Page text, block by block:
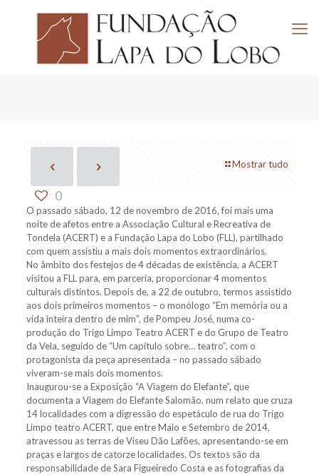
Mostrar tudo
0
O passado sábado, 12 de novembro de 2016, foi mais uma
noite de afetos entre a Associação Cultural e Recreativa de
Tondela (ACERT) e a Fundação Lapa do Lobo (FLL), partilhado
com quem assistiu a mais dois momentos extraordinários.
No âmbito dos festejos de 4 décadas de existência, a ACERT
visitou a FLL para, em parceria, proporcionar 4 momentos
culturais distintos. Depois de, a 22 de outubro, termos assistido
aos dois primeiros momentos – o monólogo “Em memória ou a
vida inteira dentro de mim”, de Pompeu José, numa co-
produção do Trigo Limpo Teatro ACERT e do Grupo de Teatro
da Vela, seguido de “Um capítulo sobre… teatro”, com o
protagonista da peça apresentada – no passado sábado
viveram-se mais dois momentos.
Inaugurou-se a Exposição “A Viagem do Elefante”, que
documenta a Viagem do Elefante Salomão, num relato que cruza
14 localidades com a digressão do espetáculo de rua do Trigo
Limpo teatro ACERT, que entre Maio e Setembro de 2014,
atravessou as terras de Viseu Dão Lafões, apresentando-se em
praças e largos de catorze localidades. Os textos são da
responsabilidade de Sara Figueiredo Costa e as fotografias da